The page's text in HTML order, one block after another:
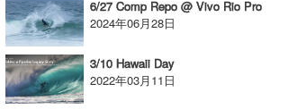
6/27 Comp Repo @ Vivo Rio Pro
2024年06月28日
3/10 Hawaii Day
2022年03月11日
VAGY
waka☆=
YUKI☆